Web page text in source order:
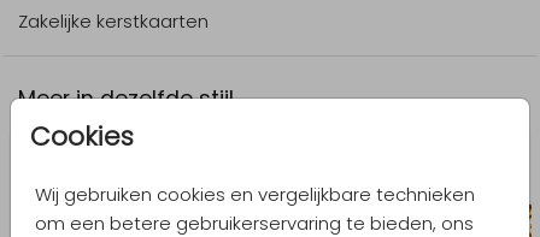
Cookies
Wij gebruiken cookies en vergelijkbare technieken
om een betere gebruikerservaring te bieden, ons
Zakelijke kerstkaarten
Meer in dezelfde stijl